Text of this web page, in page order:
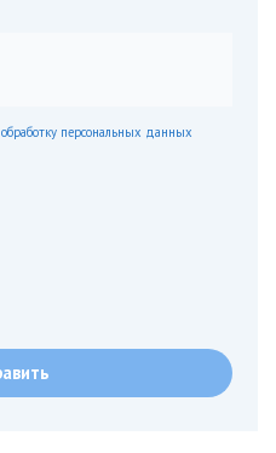
обработку персональных данных